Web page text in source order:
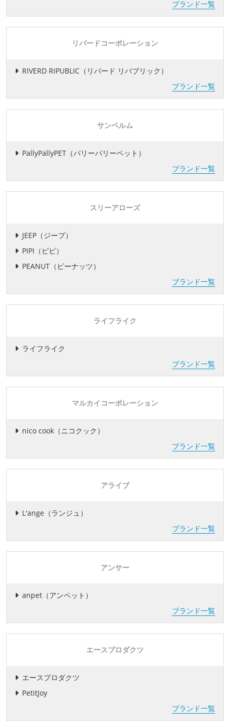
ブランド一覧
リバードコーポレーション
RIVERD RIPUBLIC（リバード リパブリック）
ブランド一覧
サンベルム
PallyPallyPET（パリーパリーペット）
ブランド一覧
スリーアローズ
JEEP（ジープ）
PIPI（ピピ）
PEANUT（ピーナッツ）
ブランド一覧
ライフライク
ライフライク
ブランド一覧
マルカイコーポレーション
nico cook（ニコクック）
ブランド一覧
アライブ
L'ange（ランジュ）
ブランド一覧
アンサー
anpet（アンペット）
ブランド一覧
エースプロダクツ
エースプロダクツ
PetitJoy
ブランド一覧